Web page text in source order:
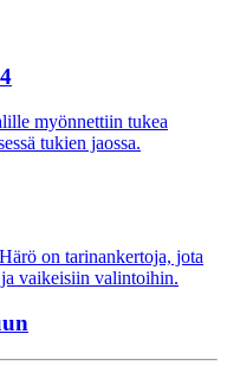
myönnettiin tukea
tukien jaossa.
on tarinankertoja, jota
vaikeisiin valintoihin.